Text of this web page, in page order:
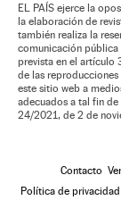
EL PAÍS ejerce la
la elaboración de
también realiza la
comunicación pública
prevista en el artículo
de las reproducciones
este sitio web a
adecuados a tal fin
24/2021, de 2 de
Contacto
Política de privacidad